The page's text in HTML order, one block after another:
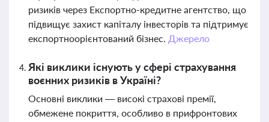
ризиків через Експортно-кредитне агентство, що
підвищує захист капіталу інвесторів та підтримує
експортноорієнтований бізнес. Джерело
Які виклики існують у сфері страхування
воєнних ризиків в Україні?
Основні виклики — високі страхові премії,
обмежене покриття, особливо в прифронтових